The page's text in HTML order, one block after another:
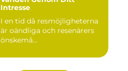
Intresse
I en tid då resmöjligheterna
är oändliga och resenärers
önskemå...